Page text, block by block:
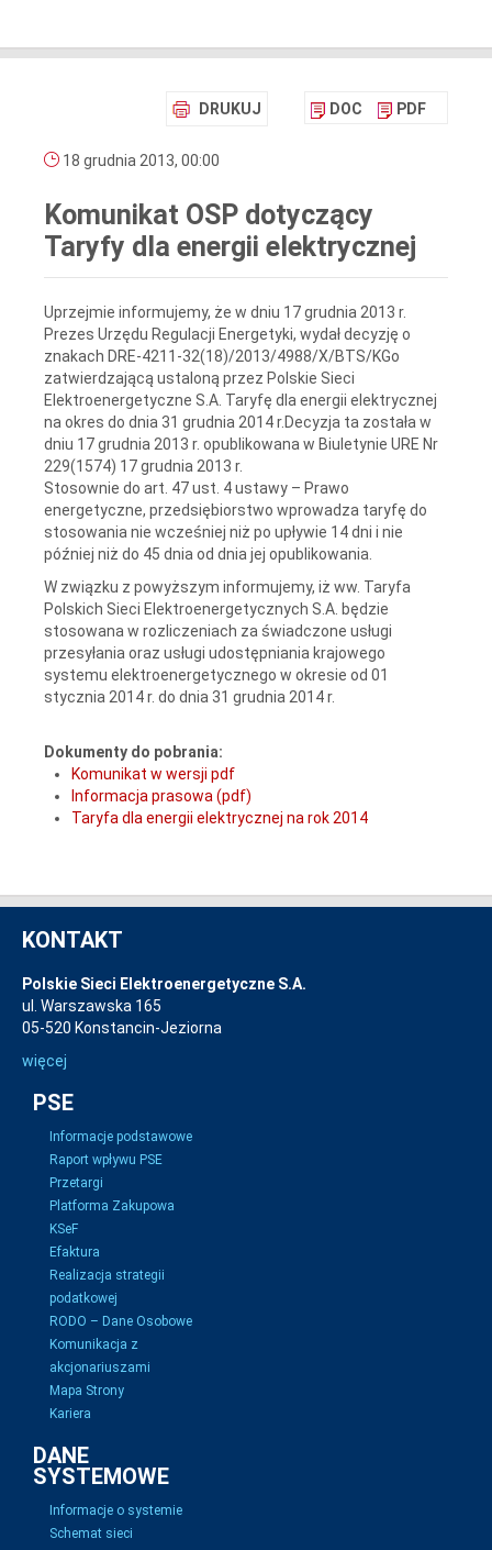
DRUKUJ DOC PDF
18 grudnia 2013, 00:00
Komunikat OSP dotyczący
Taryfy dla energii elektrycznej
Uprzejmie informujemy, że w dniu 17 grudnia 2013 r.
Prezes Urzędu Regulacji Energetyki, wydał decyzję o
znakach DRE-4211-32(18)/2013/4988/X/BTS/KGo
zatwierdzającą ustaloną przez Polskie Sieci
Elektroenergetyczne S.A. Taryfę dla energii elektrycznej
na okres do dnia 31 grudnia 2014 r.Decyzja ta została w
dniu 17 grudnia 2013 r. opublikowana w Biuletynie URE Nr
229(1574) 17 grudnia 2013 r.
Stosownie do art. 47 ust. 4 ustawy – Prawo
energetyczne, przedsiębiorstwo wprowadza taryfę do
stosowania nie wcześniej niż po upływie 14 dni i nie
później niż do 45 dnia od dnia jej opublikowania.
W związku z powyższym informujemy, iż ww. Taryfa
Polskich Sieci Elektroenergetycznych S.A. będzie
stosowana w rozliczeniach za świadczone usługi
przesyłania oraz usługi udostępniania krajowego
systemu elektroenergetycznego w okresie od 01
stycznia 2014 r. do dnia 31 grudnia 2014 r.
Dokumenty do pobrania:
Komunikat w wersji pdf
Informacja prasowa (pdf)
Taryfa dla energii elektrycznej na rok 2014
KONTAKT
Polskie Sieci Elektroenergetyczne S.A.
ul. Warszawska 165
05-520 Konstancin-Jeziorna
więcej
PSE
Informacje podstawowe
Raport wpływu PSE
Przetargi
Platforma Zakupowa
KSeF
Efaktura
Realizacja strategii
podatkowej
RODO – Dane Osobowe
Komunikacja z
akcjonariuszami
Mapa Strony
Kariera
DANE
SYSTEMOWE
Informacje o systemie
Schemat sieci